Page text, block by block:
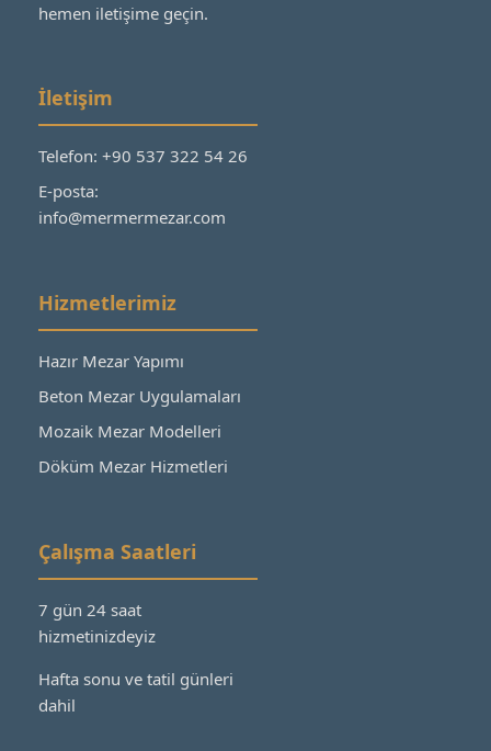
hemen iletişime geçin.
İletişim
Telefon: +90 537 322 54 26
E-posta:
info@mermermezar.com
Hizmetlerimiz
Hazır Mezar Yapımı
Beton Mezar Uygulamaları
Mozaik Mezar Modelleri
Döküm Mezar Hizmetleri
Çalışma Saatleri
7 gün 24 saat
hizmetinizdeyiz
Hafta sonu ve tatil günleri
dahil